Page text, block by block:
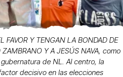
FAVOR Y TENGAN LA BONDAD DE
ZAMBRANO Y A JESÚS NAVA, como
de NL. Al centro, la
decisivo en las elecciones